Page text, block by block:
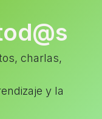
charlas,
y la